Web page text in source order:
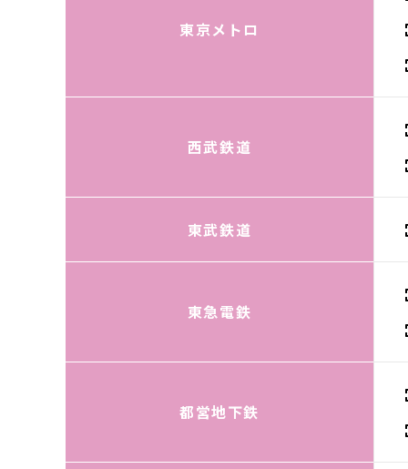
東京メトロ
西武鉄道
東武鉄道
東急電鉄
都営地下鉄